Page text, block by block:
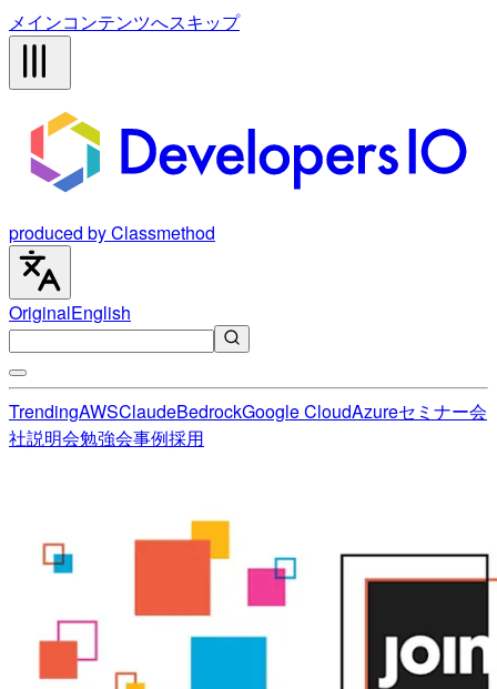
メインコンテンツへスキップ
produced by Classmethod
OriginalEnglish
TrendingAWSClaudeBedrockGoogle CloudAzureセミナー会
社説明会勉強会事例採用